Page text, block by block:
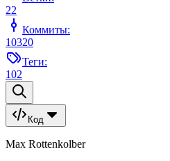
22
Коммиты:
10320
Теги:
102
Код
Max Rottenkolber